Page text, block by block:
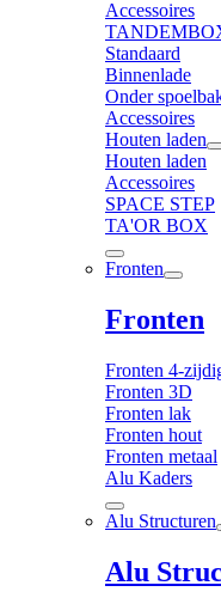
Accessoires
Standaard
Binnenlade
Onder
Accessoires
Houten laden
Houten laden
Accessoires
SPACE STEP
TA'OR BOX
Fronten
Fronten
Fronten 4-
Fronten 3D
Fronten lak
Fronten hout
Fronten metaal
Alu Kaders
Alu Structuren
Alu